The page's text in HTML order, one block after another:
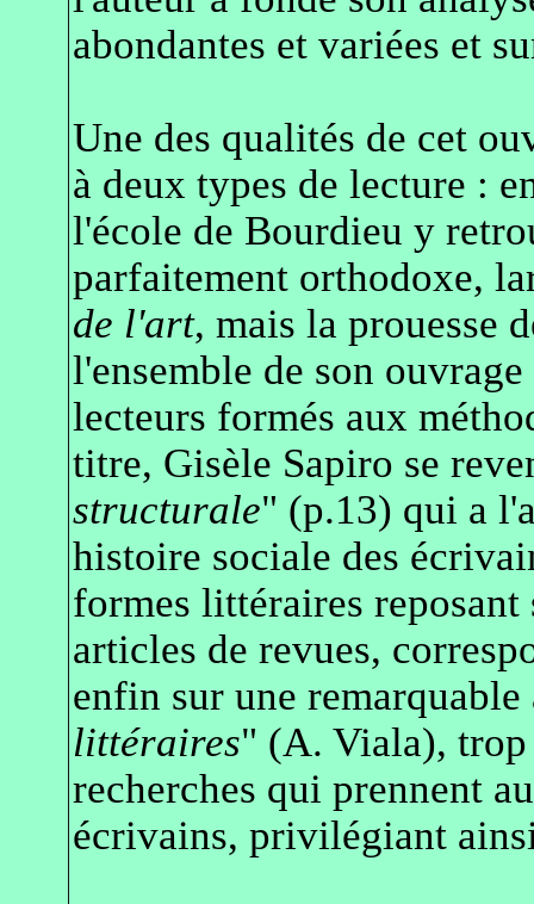
abondantes et variées et
Une des qualités de cet
à deux types de lecture :
l'école de Bourdieu y
parfaitement orthodoxe,
de l'art, mais la prouesse
l'ensemble de son
lecteurs formés aux
titre, Gisèle Sapiro se
structurale" (p.13) qui a
histoire sociale des
formes littéraires reposant
articles de revues,
enfin sur une remarquable
littéraires" (A. Viala), trop
recherches qui prennent
écrivains, privilégiant